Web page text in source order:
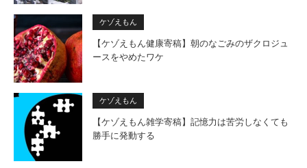
ケゾえもん
【ケゾえもん健康寄稿】朝のなごみのザクロジュ
ースをやめたワケ
ケゾえもん
【ケゾえもん雑学寄稿】記憶力は苦労しなくても
勝手に発動する